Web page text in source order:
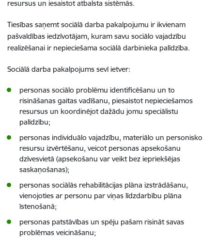
resursus un iesaistot atbalsta sistēmās.
Tiesības saņemt sociālā darba pakalpojumu ir ikvienam
pašvaldības iedzīvotājam, kuram savu sociālo vajadzību
realizēšanai ir nepieciešama sociālā darbinieka palīdzība.
Sociālā darba pakalpojums sevī ietver:
personas sociālo problēmu identificēšanu un to
risināšanas gaitas vadīšanu, piesaistot nepieciešamos
resursus un koordinējot dažādu jomu speciālistu
palīdzību;
personas individuālo vajadzību, materiālo un personisko
resursu izvērtēšanu, veicot personas apsekošanu
dzīvesvietā (apsekošanu var veikt bez iepriekšējas
saskaņošanas);
personas sociālās rehabilitācijas plāna izstrādāšanu,
vienojoties ar personu par viņas līdzdarbību plāna
īstenošanā;
personas patstāvības un spēju pašam risināt savas
problēmas veicināšanu;